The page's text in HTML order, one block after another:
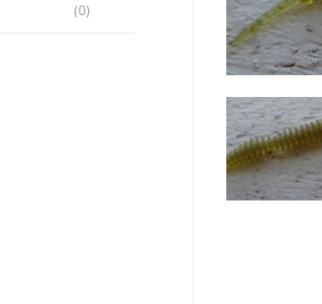
(0)